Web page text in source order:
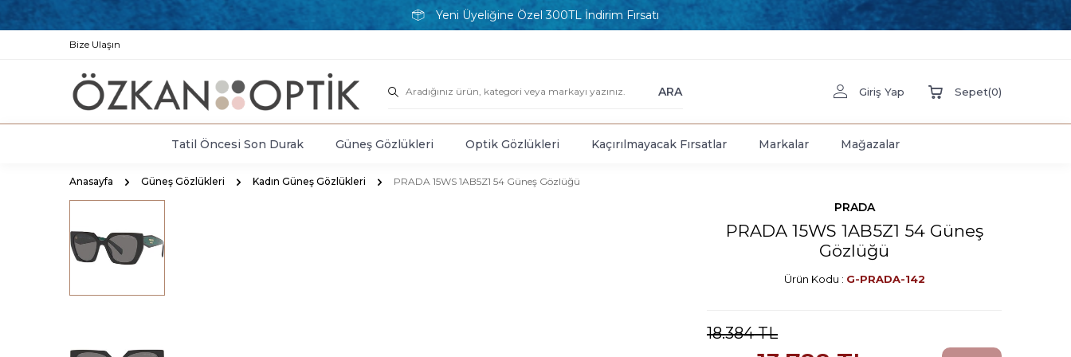
Yeni Üyeliğine Özel 300TL İndirim Fırsatı
Bize Ulaşın
ARA Giriş Yap Sepet(0)
Tatil Öncesi Son Durak Güneş Gözlükleri Optik Gözlükleri Kaçırılmayacak Fırsatlar Markalar Mağazalar
Anasayfa Güneş Gözlükleri Kadın Güneş Gözlükleri PRADA 15WS 1AB5Z1 54 Güneş Gözlüğü
PRADA
PRADA 15WS 1AB5Z1 54 Güneş
Gözlüğü
Ürün Kodu : G-PRADA-142
18.384TL